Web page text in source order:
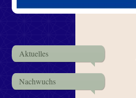
Aktuelles
Nachwuchs